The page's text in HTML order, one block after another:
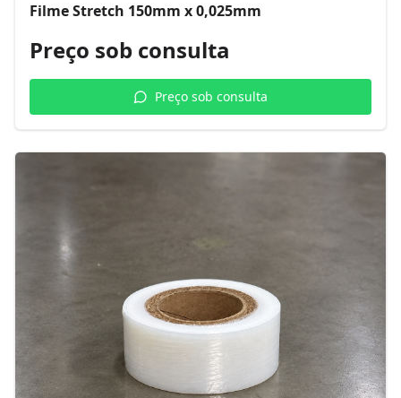
Filme Stretch 150mm x 0,025mm
Preço sob consulta
Preço sob consulta